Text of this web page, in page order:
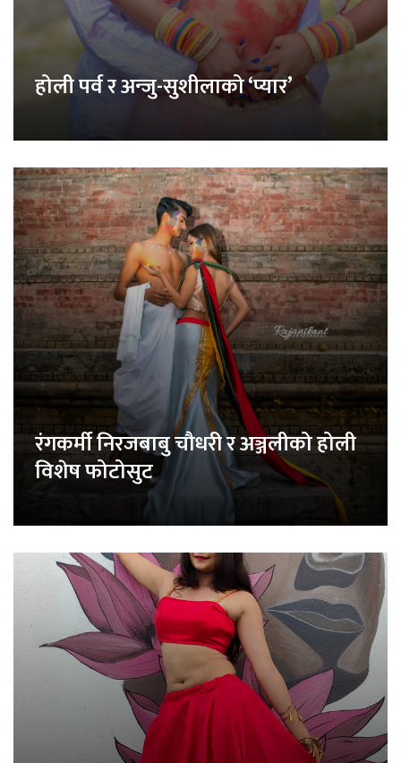
होली पर्व र अन्जु-सुशीलाको ‘प्यार’
रंगकर्मी निरजबाबु चौधरी र अञ्जलीको होली
विशेष फोटोसुट